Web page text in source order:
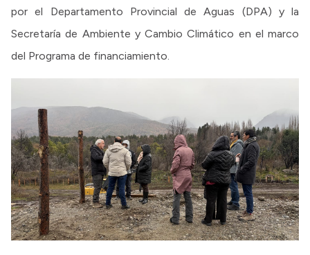
por el Departamento Provincial de Aguas (DPA) y la
Secretaría de Ambiente y Cambio Climático en el marco
del Programa de financiamiento.